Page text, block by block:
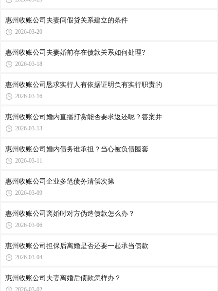
惠州收账公司​夫妻间假贷关系建立的条件
2026-03-20
惠州收账公司​夫妻婚前存在债款关系如何处理?
2026-03-18
惠州收账公司​恳求实行人有依据证明负有实行职责的
2026-03-16
惠州收账公司​婚内直播打赏能否要求返还呢？答案并
2026-03-13
惠州收账公司​婚内债务谁承担？当心被负债圈套
2026-03-11
惠州收账公司​企业多笔债务清偿次第
2026-03-09
惠州收账公司​离婚时对方伪造债款怎么办？
2026-03-06
惠州收账公司​担保后离婚是否还要一起承当债款
2026-03-04
惠州收账公司​夫妻离婚后债款怎样办？
2026-03-02